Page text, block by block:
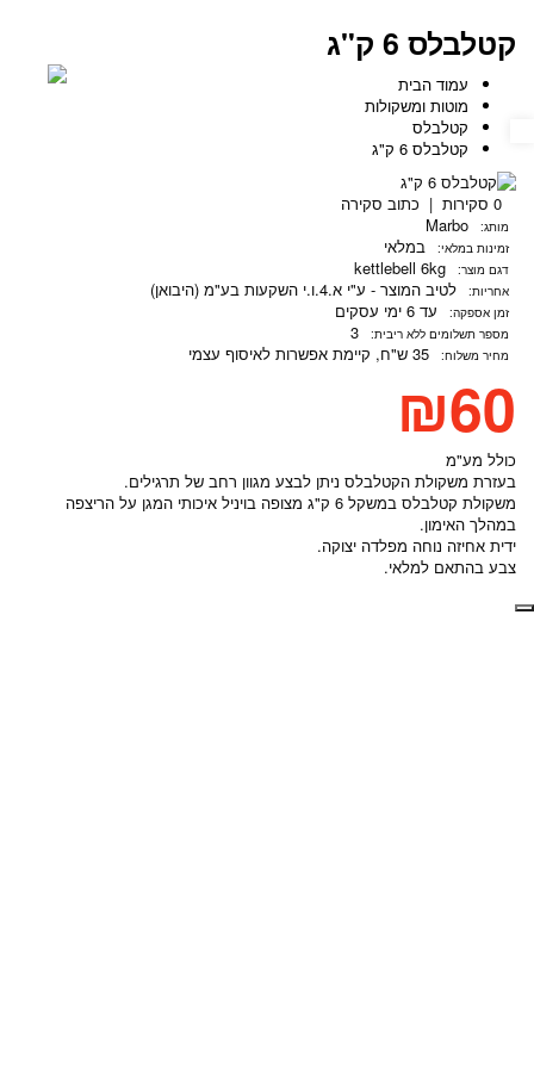
קטלבלס 6 ק"ג
עמוד הבית
מוטות ומשקולות
קטלבלס
קטלבלס 6 ק"ג
0 סקירות | כתוב סקירה
מותג: Marbo
זמינות במלאי: במלאי
דגם מוצר: kettlebell 6kg
אחריות: לטיב המוצר - ע"י א.4.ו.י השקעות בע"מ (היבואן)
זמן אספקה: עד 6 ימי עסקים
מספר תשלומים ללא ריבית:
מחיר משלוח: אפשרות לאיסוף עצמי
₪60
כולל מע"מ
בעזרת משקולת הקטלבלס ניתן לבצע מגוון רחב של תרגילים.
משקולת קטלבלס במשקל 6 ק"ג מצופה בויניל איכותי המגן על הריצפה
במהלך האימון.
ידית אחיזה נוחה מפלדה יצוקה.
צבע בהתאם למלאי.
נגישות